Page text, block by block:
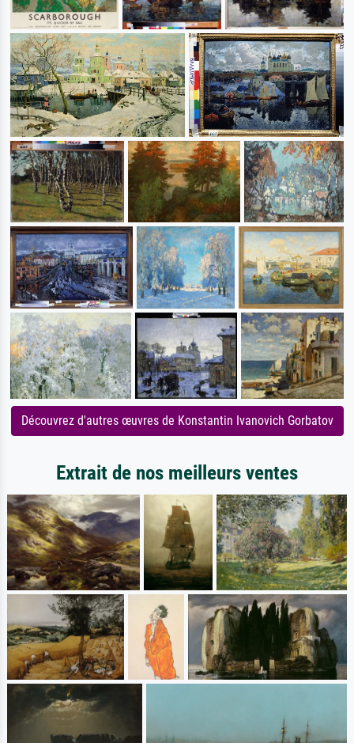
Découvrez d'autres œuvres de Konstantin Ivanovich Gorbatov
Extrait de nos meilleurs ventes